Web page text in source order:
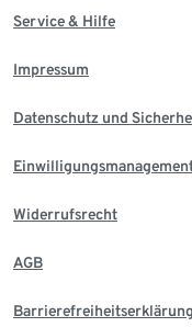
Service & Hilfe
Impressum
Datenschutz und
Widerrufsrecht
AGB
Barrierefreiheitserklärung